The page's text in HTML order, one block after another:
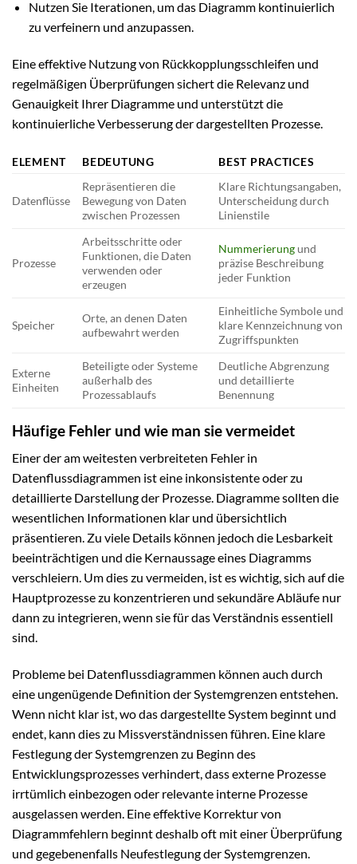
Nutzen Sie Iterationen, um das Diagramm kontinuierlich
zu verfeinern und anzupassen.
Eine effektive Nutzung von Rückkopplungsschleifen und
regelmäßigen Überprüfungen sichert die Relevanz und
Genauigkeit Ihrer Diagramme und unterstützt die
kontinuierliche Verbesserung der dargestellten Prozesse.
ELEMENT BEDEUTUNG BEST PRACTICES
Datenflüsse
Repräsentieren die
Bewegung von Daten
zwischen Prozessen
Klare Richtungsangaben,
Unterscheidung durch
Linienstile
Prozesse
Arbeitsschritte oder
Funktionen, die Daten
verwenden oder
erzeugen
Nummerierung und
präzise Beschreibung
jeder Funktion
Speicher
Orte, an denen Daten
aufbewahrt werden
Einheitliche Symbole und
klare Kennzeichnung von
Zugriffspunkten
Externe
Einheiten
Beteiligte oder Systeme
außerhalb des
Prozessablaufs
Deutliche Abgrenzung
und detaillierte
Benennung
Häufige Fehler und wie man sie vermeidet
Einer der am weitesten verbreiteten Fehler in
Datenflussdiagrammen ist eine inkonsistente oder zu
detaillierte Darstellung der Prozesse. Diagramme sollten die
wesentlichen Informationen klar und übersichtlich
präsentieren. Zu viele Details können jedoch die Lesbarkeit
beeinträchtigen und die Kernaussage eines Diagramms
verschleiern. Um dies zu vermeiden, ist es wichtig, sich auf die
Hauptprozesse zu konzentrieren und sekundäre Abläufe nur
dann zu integrieren, wenn sie für das Verständnis essentiell
sind.
Probleme bei Datenflussdiagrammen können auch durch
eine ungenügende Definition der Systemgrenzen entstehen.
Wenn nicht klar ist, wo das dargestellte System beginnt und
endet, kann dies zu Missverständnissen führen. Eine klare
Festlegung der Systemgrenzen zu Beginn des
Entwicklungsprozesses verhindert, dass externe Prozesse
irrtümlich einbezogen oder relevante interne Prozesse
ausgelassen werden. Eine effektive Korrektur von
Diagrammfehlern beginnt deshalb oft mit einer Überprüfung
und gegebenenfalls Neufestlegung der Systemgrenzen.